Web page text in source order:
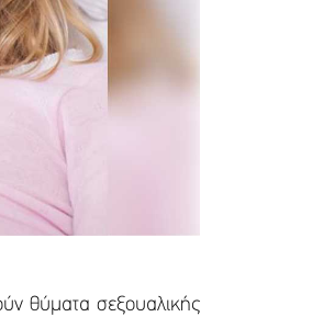
θύματα σεξουαλικής